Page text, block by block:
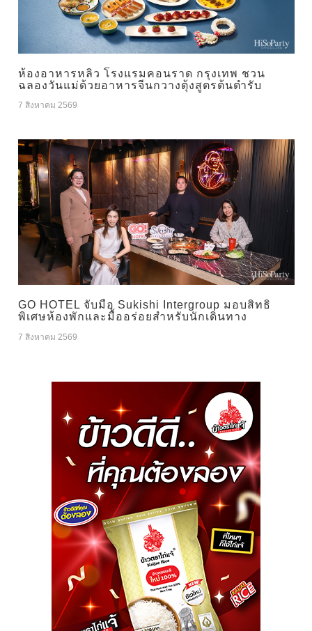
ห้องอาหารหลิว โรงแรมคอนราด กรุงเทพ ชวน
ฉลองวันแม่ด้วยอาหารจีนกวางตุ้งสูตรต้นตำรับ
7 สิงหาคม 2569
GO HOTEL จับมือ Sukishi Intergroup มอบสิทธิ
พิเศษห้องพักและมื้ออร่อยสำหรับนักเดินทาง
7 สิงหาคม 2569